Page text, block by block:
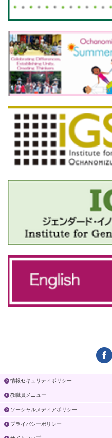
情報セキュリティポリシー
教職員メニュー
ソーシャルメディアポリシー
プライバシーポリシー